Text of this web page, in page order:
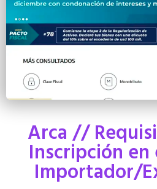
Arca //
Inscripción
Importador/